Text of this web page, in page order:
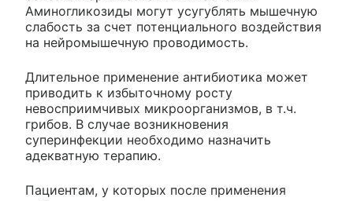
Аминогликозиды могут усугублять мышечную
слабость за счет потенциального воздействия
на нейромышечную проводимость.
Длительное применение антибиотика может
приводить к избыточному росту
невосприимчивых микроорганизмов, в т.ч.
грибов. В случае возникновения
суперинфекции необходимо назначить
адекватную терапию.
Пациентам, у которых после применения